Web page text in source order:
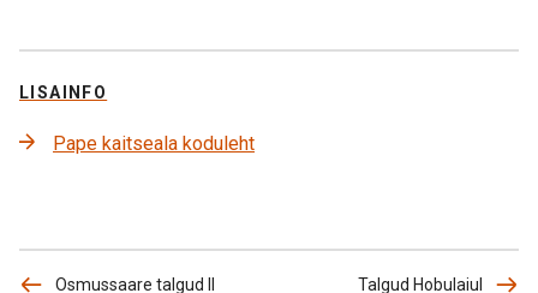
LISAINFO
Pape kaitseala koduleht
Osmussaare talgud II Talgud Hobulaiul